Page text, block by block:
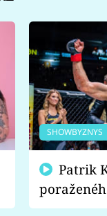
SHOWBYZNYS
fanoušci